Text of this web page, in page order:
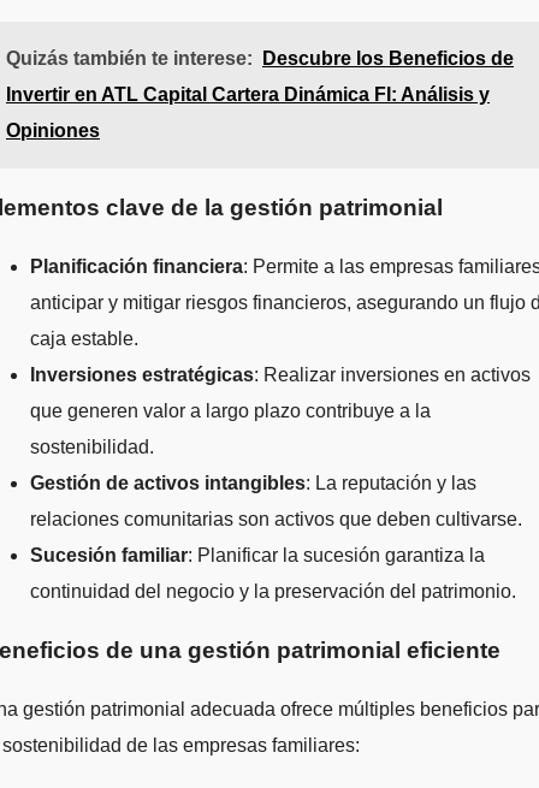
Quizás también te interese:
Descubre los Beneficios de
Invertir en ATL Capital Cartera Dinámica FI: Análisis y
Opiniones
clave de la gestión patrimonial
Planificación financiera: Permite a las empresas
anticipar y mitigar riesgos financieros, asegurando un flujo
caja estable.
Inversiones estratégicas: Realizar inversiones en activos
que generen valor a largo plazo contribuye a la
sostenibilidad.
Gestión de activos intangibles: La reputación y las
relaciones comunitarias son activos que deben cultivarse.
Sucesión familiar: Planificar la sucesión garantiza la
continuidad del negocio y la preservación del patrimonio.
de una gestión patrimonial eficiente
gestión patrimonial adecuada ofrece múltiples beneficios
de las empresas familiares: